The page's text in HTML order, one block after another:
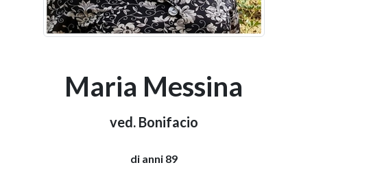
Maria Messina
ved. Bonifacio
di anni 89